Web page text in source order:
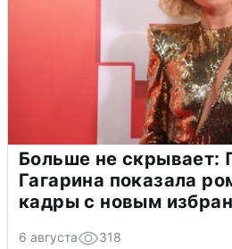
Больше не скрывает:
Гагарина показала
кадры с новым
6 августа 318